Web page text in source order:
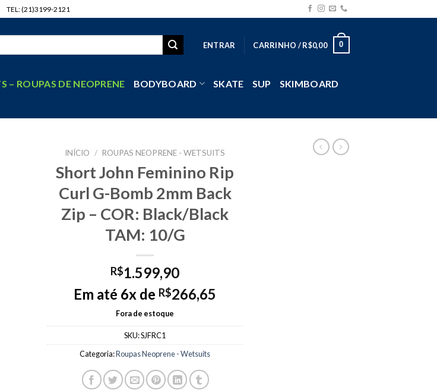
TEL: (21)3199-2121
ENTRAR CARRINHO /R$0,00 0
– ROUPAS DE NEOPRENE BODYBOARD SKATE SUP SKIMBOARD
INÍCIO / ROUPAS NEOPRENE - WETSUITS
Short John Feminino Rip
Curl G-Bomb 2mm Back
Zip – COR: Black/Black
TAM: 10/G
R$1.599,90
Em até 6x de R$266,65
Fora de estoque
SKU:SJFRC1
Categoria:Roupas Neoprene - Wetsuits